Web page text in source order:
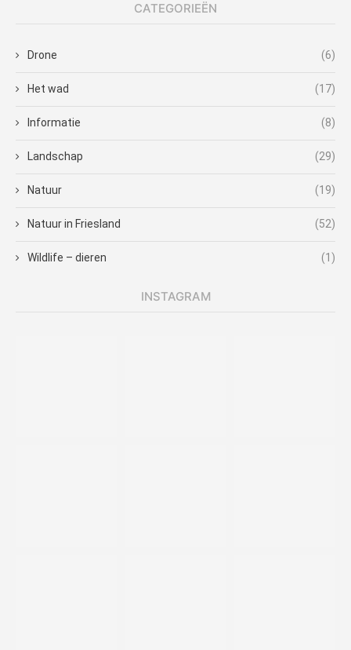
CATEGORIEËN
Drone (6)
Het wad (17)
Informatie (8)
Landschap (29)
Natuur (19)
Natuur in Friesland (52)
Wildlife – dieren (1)
INSTAGRAM